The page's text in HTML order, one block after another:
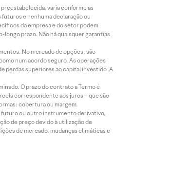
varia conforme as
e nenhuma declaração ou
da empresa e do setor podem
prazo. Não há quaisquer garantias
No mercado de opções, são
num acordo seguro. As operações
perdas superiores ao capital investido. A
O prazo do contrato a Termo é
correspondente aos juros – que são
cobertura ou margem.
ou outro instrumento derivativo,
de preço devido à utilização de
de mercado, mudanças climáticas e